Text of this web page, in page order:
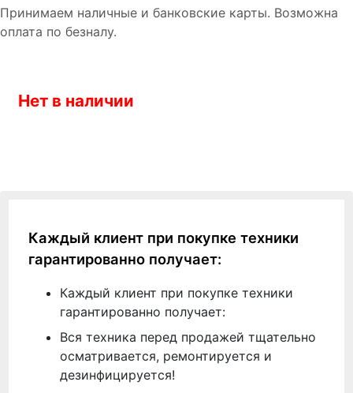
Принимаем наличные и банковские карты. Возможна
оплата по безналу.
Нет в наличии
Каждый клиент при покупке техники
гарантированно получает:
Каждый клиент при покупке техники
гарантированно получает:
Вся техника перед продажей тщательно
осматривается, ремонтируется и
дезинфицируется!